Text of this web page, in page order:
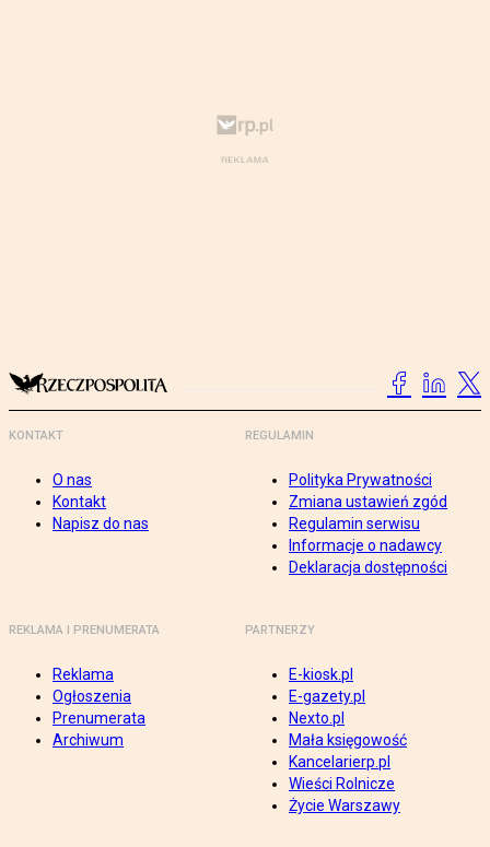
KONTAKT
O nas
Kontakt
Napisz do nas
REGULAMIN
Polityka Prywatności
Zmiana ustawień zgód
Regulamin serwisu
Informacje o nadawcy
Deklaracja dostępności
REKLAMA I PRENUMERATA
Reklama
Ogłoszenia
Prenumerata
Archiwum
PARTNERZY
E-kiosk.pl
E-gazety.pl
Nexto.pl
Mała księgowość
Kancelarierp.pl
Wieści Rolnicze
Życie Warszawy